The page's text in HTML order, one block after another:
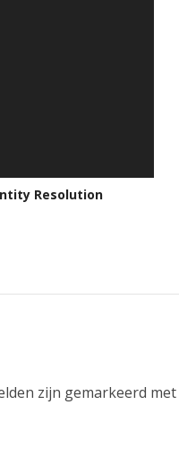
Resolution
zijn gemarkeerd met